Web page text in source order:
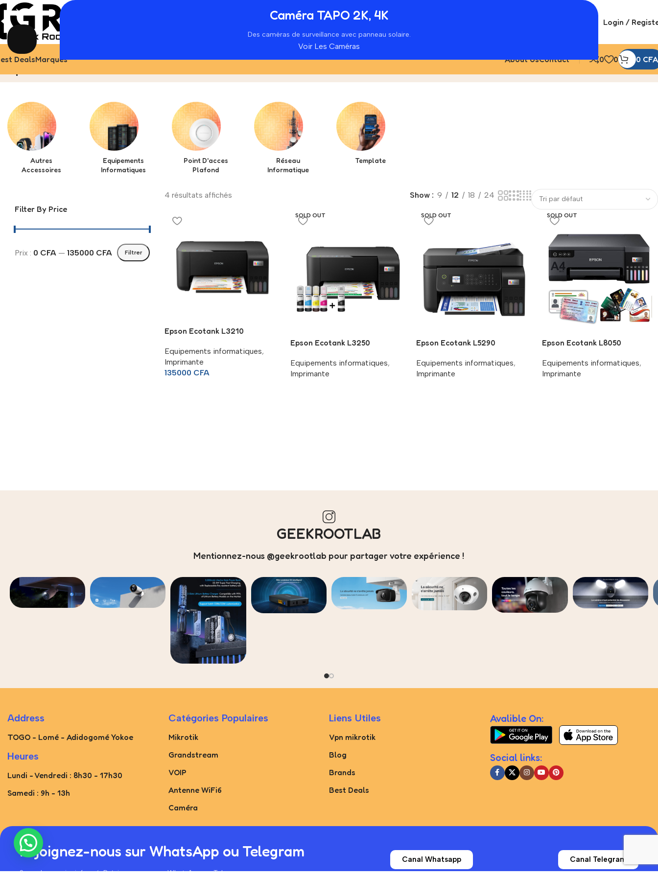
Caméra TAPO 2K, 4K
Des caméras de surveillance avec panneau solaire.
Voir Les Caméras
Login /
DealsMarques About UsContact 0 0 0 CFA
Autres
Accessoires
Equipements
Informatiques
Point D'acces
Plafond
Réseau
Informatique
Template
Filter By Price
Filtrer
Prix : 0 CFA — 135000 CFA
4 résultats affichés Show 9 12 18 24
Epson Ecotank L3210
Equipements informatiques,
Imprimante
135000 CFA
SOLD OUT
Epson Ecotank L3250
Equipements informatiques,
Imprimante
SOLD OUT
Epson Ecotank L5290
Equipements informatiques,
Imprimante
SOLD OUT
Epson Ecotank L8050
Equipements informatiques,
Imprimante
GEEKROOTLAB
Mentionnez-nous @geekrootlab pour partager votre expérience !
Address
TOGO - Lomé - Adidogomé Yokoe
Heures
Lundi - Vendredi : 8h30 - 17h30
Samedi : 9h - 13h
Catégories Populaires
Mikrotik
Grandstream
VOIP
Antenne WiFi6
Caméra
Liens Utiles
Vpn mikrotik
Blog
Brands
Best Deals
Avalible On:
Social links:
Rejoignez-nous sur WhatsApp ou Telegram
Soyez le premier informé. Rejoignez-nous sur WhatsApp ou Telegram
Canal Whatsapp Canal Telegram